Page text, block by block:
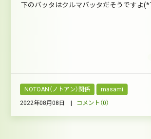
下のバッタはクルマバッタだそうですよ
NOTOAN（ノトアン）関係 masami
2022年08月08日 | コメント（0）